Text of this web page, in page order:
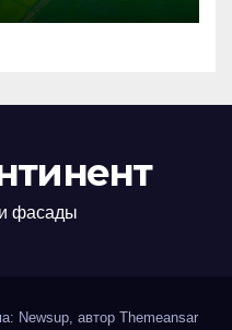
фасады
Newsup, автор Themeansar